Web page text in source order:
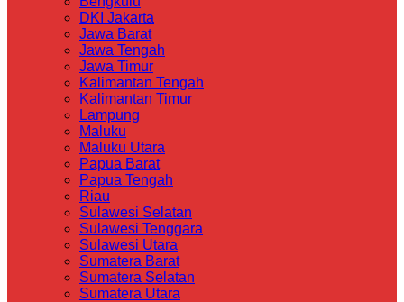
DKI Jakarta
Jawa Barat
Jawa Tengah
Jawa Timur
Kalimantan Tengah
Kalimantan Timur
Lampung
Maluku
Maluku Utara
Papua Barat
Papua Tengah
Riau
Sulawesi Selatan
Sulawesi Tenggara
Sulawesi Utara
Sumatera Barat
Sumatera Selatan
Sumatera Utara